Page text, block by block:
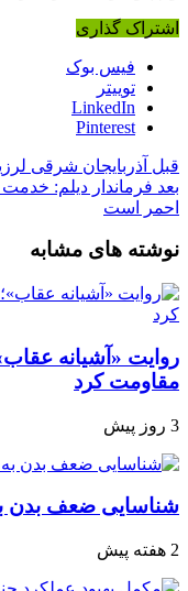
اشتراک گذاری
فیس بوک
توییتر
LinkedIn
Pinterest
قبل آذربایجان شرقی
بعد فرماندار دیلم:
احمر است
نوشته های مشابه
روایت «آشیانه
مقاومت کرد
3 روز پیش
شناسایی ضعف بدن
2 هفته پیش